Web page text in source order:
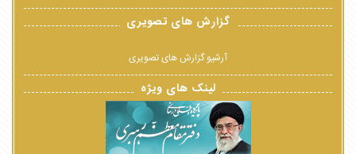
گزارش های تصویری
آرشیو گزارش های تصویری
لینک های ویژه